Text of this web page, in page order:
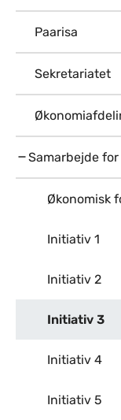
Paarisa
Sekretariatet
Samarbejde
Økonomisk
Initiativ 1
Initiativ 2
Initiativ 3
Initiativ 4
Initiativ 5